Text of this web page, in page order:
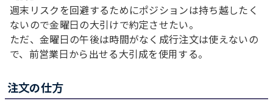
週末リスクを回避するためにポジションは持ち越したく
ないので金曜日の大引けで約定させたい。
ただ、金曜日の午後は時間がなく成行注文は使えないの
で、前営業日から出せる大引成を使用する。
注文の仕方